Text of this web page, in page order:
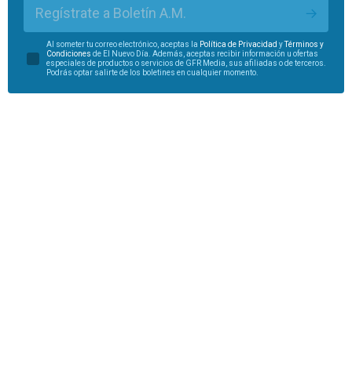
Regístrate a Boletín A.M.
Al someter tu correo electrónico, aceptas la Política de Privacidad y
Términos y
Condiciones de El Nuevo Día. Además, aceptas recibir información u ofertas
especiales de productos o servicios de GFR Media, sus afiliadas o de terceros.
Podrás optar salirte de los boletines en cualquier momento.